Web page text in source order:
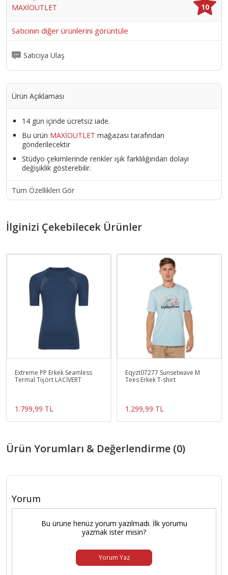
MAXİOUTLET
10
Satıcının diğer ürünlerini görüntüle
Satıcıya Ulaş
Ürün Açıklaması
14 gün içinde ücretsiz iade.
Bu ürün MAXİOUTLET mağazası tarafından
gönderilecektir
Stüdyo çekimlerinde renkler ışık farklılığından dolayı
değişiklik gösterebilir.
Tüm Özellikleri Gör
İlginizi Çekebilecek Ürünler
Extreme PP Erkek Seamless
Termal Tişört LACİVERT
1.799,99 TL
Eqyzt07277 Sunsetwave M
Tees Erkek T-shirt
1.299,99 TL
Ürün Yorumları & Değerlendirme (0)
Yorum
Bu ürüne henüz yorum yazılmadı. İlk yorumu
yazmak ister misin?
Yorum Yaz